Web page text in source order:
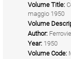
Volume Title:
maggio 1950
Volume
Author:
Year: 1950
Volume Code: